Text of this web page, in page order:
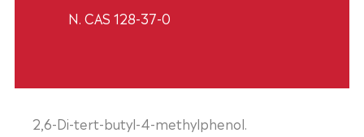
N. CAS 128-37-0
2,6-Di-tert-butyl-4-methylphenol.